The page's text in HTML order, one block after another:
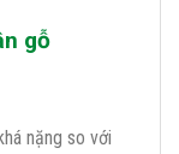
gỗ
nặng so với